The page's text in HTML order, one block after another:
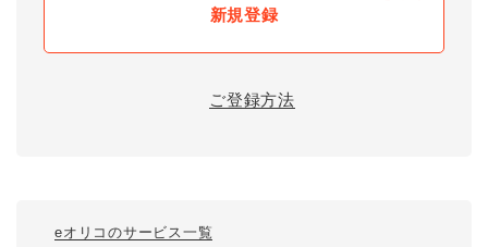
新規登録
ご登録方法
eオリコのサービス一覧